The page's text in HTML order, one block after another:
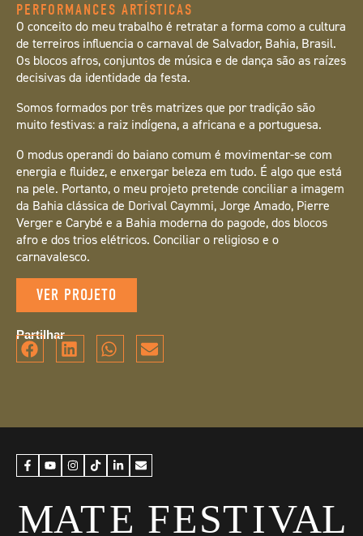
PERFORMANCES ARTÍSTICAS
O conceito do meu trabalho é retratar a forma como a cultura
de terreiros influencia o carnaval de Salvador, Bahia, Brasil.
Os blocos afros, conjuntos de música e de dança são as raízes
decisivas da identidade da festa.
Somos formados por três matrizes que por tradição são
muito festivas: a raiz indígena, a africana e a portuguesa.
O modus operandi do baiano comum é movimentar-se com
energia e fluidez, e enxergar beleza em tudo. É algo que está
na pele. Portanto, o meu projeto pretende conciliar a imagem
da Bahia clássica de Dorival Caymmi, Jorge Amado, Pierre
Verger e Carybé e a Bahia moderna do pagode, dos blocos
afro e dos trios elétricos. Conciliar o religioso e o
carnavalesco.
VER PROJETO
Partilhar